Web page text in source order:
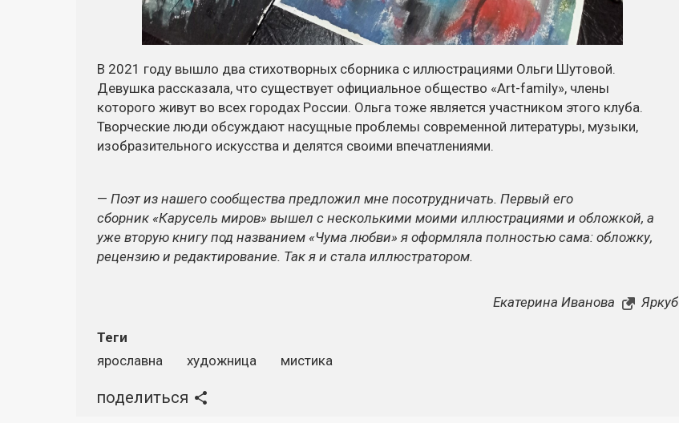
В 2021 году вышло два стихотворных сборника с иллюстрациями Ольги Шутовой.
Девушка рассказала, что существует официальное общество «Art-family», члены
которого живут во всех городах России. Ольга тоже является участником этого клуба.
Творческие люди обсуждают насущные проблемы современной литературы, музыки,
изобразительного искусства и делятся своими впечатлениями.
— Поэт из нашего сообщества предложил мне посотрудничать. Первый его
сборник «Карусель миров» вышел с несколькими моими иллюстрациями и обложкой, а
уже вторую книгу под названием «Чума любви» я оформляла полностью сама: обложку,
рецензию и редактирование. Так я и стала иллюстратором.
Екатерина Иванова Яркуб
Теги
ярославна
художница мистика
поделиться